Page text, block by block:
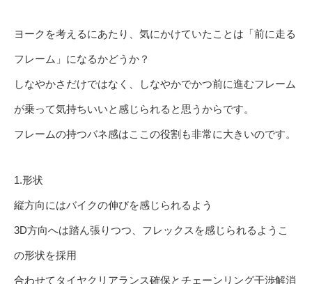
ヨークを考えるにあたり、気にかけていたことは「前に走る
フレーム」になるかどうか？
しなやかさだけではなく、しなやかでかつ前に進むフレーム
が乗って気持ちいいと感じられると思うからです。
フレームの持つバネ感はここの役割も非常に大きいのです。
1.形状
縦方向にはバイクの伸びを感じられるよう
3D方向へは踏ん張りつつ、フレックスを感じられるようこ
の形状を採用
合わせてタイヤクリアランス確保とチェーンリング干渉解消